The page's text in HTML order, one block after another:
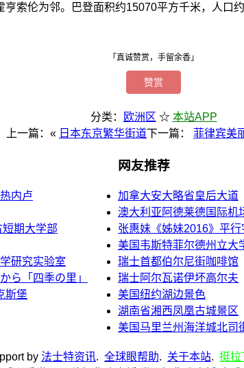
索伦为邻。巴登面积约15070平方千米，人口
「真诚赞赏，手留余香」
赞赏
分类： 欧洲区 ☆ 本站APP
上一篇：« 日本东京繁华街道下一篇： 菲律宾美
内卢
期大学部
研究实验室
ら「四季の里」
斯堡
网友推荐
加拿大安大略省皇后大道
澳大利亚阿德莱德国际机
张惠妹《姊妹2016》平行
美国韦斯特菲尔德州立大
瑞士首都伯尔尼街咖啡馆
瑞士阿尔瓦诺伊坏高尔夫
美国纽约湖边景色
湖南省湘西凤凰古城景区
美国马里兰州海洋城北司
by 法士特资讯. 全球眼帮助. 关于本站. 挺拉